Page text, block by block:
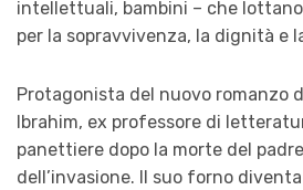
intellettuali, bambini – che
per la sopravvivenza, la dignità e
Protagonista del nuovo romanzo
Ibrahim, ex professore di
panettiere dopo la morte del
dell’invasione. Il suo forno